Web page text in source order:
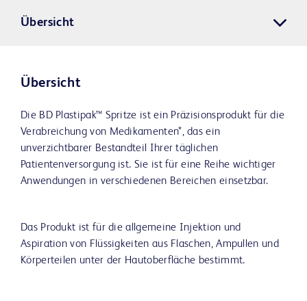
Übersicht
Übersicht
Die BD Plastipak™ Spritze ist ein Präzisionsprodukt für die
Verabreichung von Medikamenten*, das ein
unverzichtbarer Bestandteil Ihrer täglichen
Patientenversorgung ist. Sie ist für eine Reihe wichtiger
Anwendungen in verschiedenen Bereichen einsetzbar.
Das Produkt ist für die allgemeine Injektion und
Aspiration von Flüssigkeiten aus Flaschen, Ampullen und
Körperteilen unter der Hautoberfläche bestimmt.